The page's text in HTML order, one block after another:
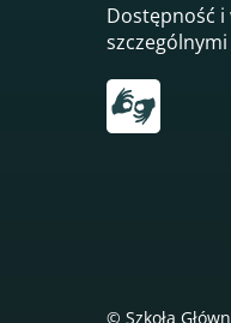
Dostępność
© Szkoła